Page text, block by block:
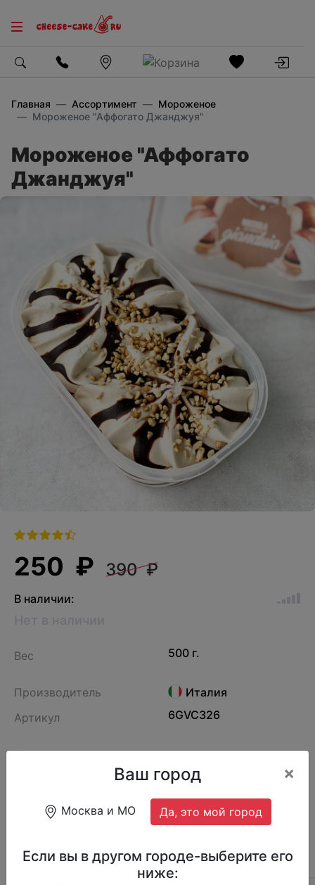
Ваш город ×
Москва и МО Да, это мой город
Если вы в другом городе-выберите его
ниже:
Главная Ассортимент
Мороженое
Мороженое "Аффогато Джанджуя"
Мороженое "Аффогато
Джанджуя"
250 ₽ 390 ₽
В наличии:
Вес 500 г.
Производитель
Италия
Артикул
6GVC326
Итальянское мороженое со вкусом лесного
ореха, шоколадным соусом и дроблёным
ОПИСАНИЕ ОТЗЫВЫ (14) СОСТАВ